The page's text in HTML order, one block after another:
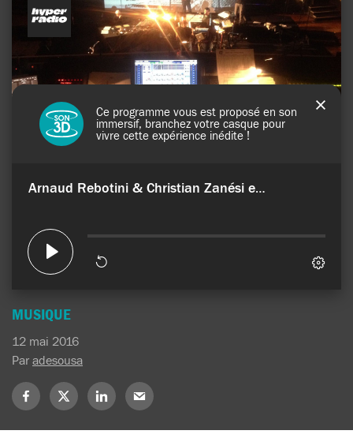
MUSIQUE
12 mai 2016
Par adesousa
Partagez
sur
Facebook
Partagez
sur
X
Partagez
sur
LinkedIn
Partagez
sur
Mail